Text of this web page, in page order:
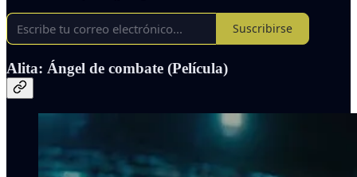
Suscribirse
Alita: Ángel de combate (Película)